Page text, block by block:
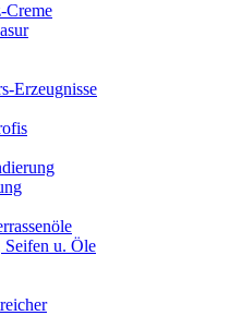
Creme
Erzeugnisse
Seifen u. Öle